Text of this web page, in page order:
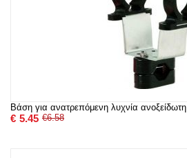
Βάση για ανατρεπόμενη λυχνία ανοξείδωτη
€ 5.45 €6.58